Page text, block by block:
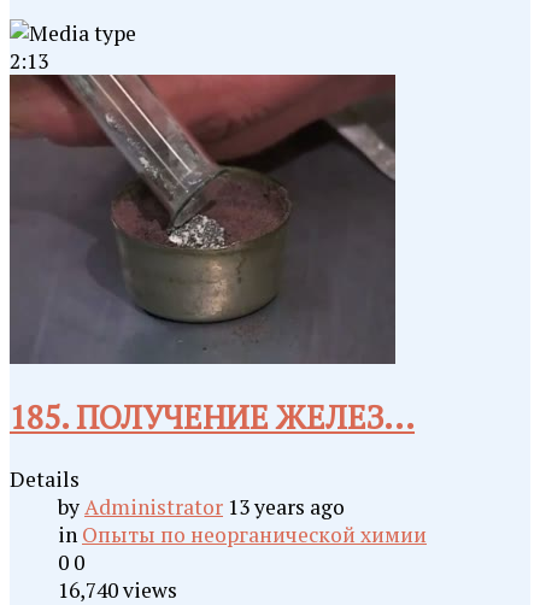
2:13
185. ПОЛУЧЕНИЕ ЖЕЛЕЗ...
Details
by Administrator 13 years ago
in Опыты по неорганической химии
0 0
16,740 views